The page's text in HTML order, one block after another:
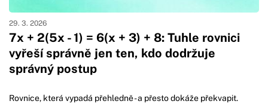
7x + 2(5x - 1) = 6(x + 3) + 8: Tuhle rovnici
vyřeší správně jen ten, kdo dodržuje
správný postup
29. 3. 2026
Rovnice, která vypadá přehledně - a přesto dokáže překvapit.